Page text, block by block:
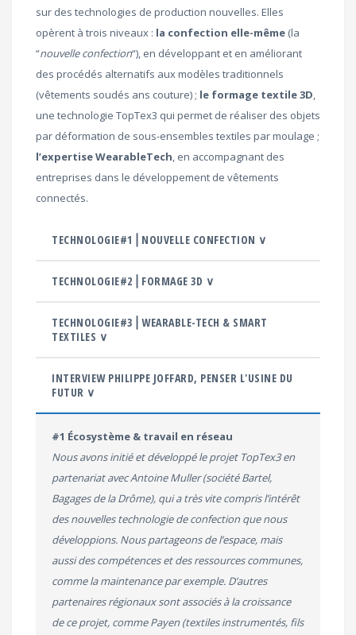
sur des technologies de production nouvelles. Elles
opèrent à trois niveaux : la confection elle-même (la
“nouvelle confection“), en développant et en améliorant
des procédés alternatifs aux modèles traditionnels
(vêtements soudés ans couture) ; le formage textile 3D,
une technologie TopTex3 qui permet de réaliser des objets
par déformation de sous-ensembles textiles par moulage ;
l’expertise WearableTech, en accompagnant des
entreprises dans le développement de vêtements
connectés.
TECHNOLOGIE#1⎪NOUVELLE CONFECTION ∨
TECHNOLOGIE#2⎪FORMAGE 3D ∨
TECHNOLOGIE#3⎪WEARABLE-TECH & SMART
TEXTILES ∨
INTERVIEW PHILIPPE JOFFARD, PENSER L'USINE DU
FUTUR ∨
#1 Écosystème & travail en réseau
Nous avons initié et développé le projet TopTex3 en
partenariat avec Antoine Muller (société Bartel,
Bagages de la Drôme), qui a très vite compris l’intérêt
des nouvelles technologie de confection que nous
développions. Nous partageons de l’espace, mais
aussi des compétences et des ressources communes,
comme la maintenance par exemple. D’autres
partenaires régionaux sont associés à la croissance
de ce projet, comme Payen (textiles instrumentés, fils